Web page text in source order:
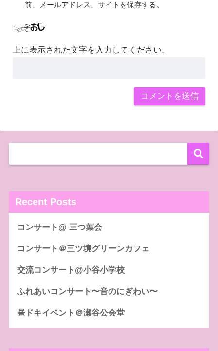
前、メールアドレス、サイトを保存する。
上に表示された文字を入力してください。
Recent Posts
コンサート@ 三つ葉会
コンサート＠三ツ境グリーンカフェ
交流コンサート@小谷小学校
ふれあいコンサート〜音のにぎわい〜
昼ドキイベント＠瀬谷公会堂